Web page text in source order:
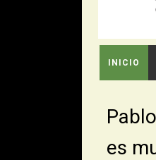
INICIO
es